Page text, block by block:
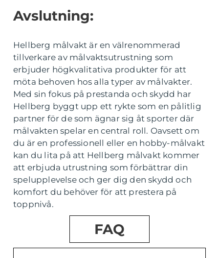
Avslutning:
Hellberg målvakt är en välrenommerad
tillverkare av målvaktsutrustning som
erbjuder högkvalitativa produkter för att
möta behoven hos alla typer av målvakter.
Med sin fokus på prestanda och skydd har
Hellberg byggt upp ett rykte som en pålitlig
partner för de som ägnar sig åt sporter där
målvakten spelar en central roll. Oavsett om
du är en professionell eller en hobby-målvakt
kan du lita på att Hellberg målvakt kommer
att erbjuda utrustning som förbättrar din
spelupplevelse och ger dig den skydd och
komfort du behöver för att prestera på
toppnivå.
FAQ